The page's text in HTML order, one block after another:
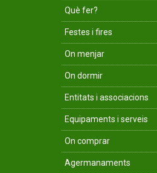
Què fer?
Festes i fires
On menjar
On dormir
Entitats i associacions
Equipaments i serveis
On comprar
Agermanaments